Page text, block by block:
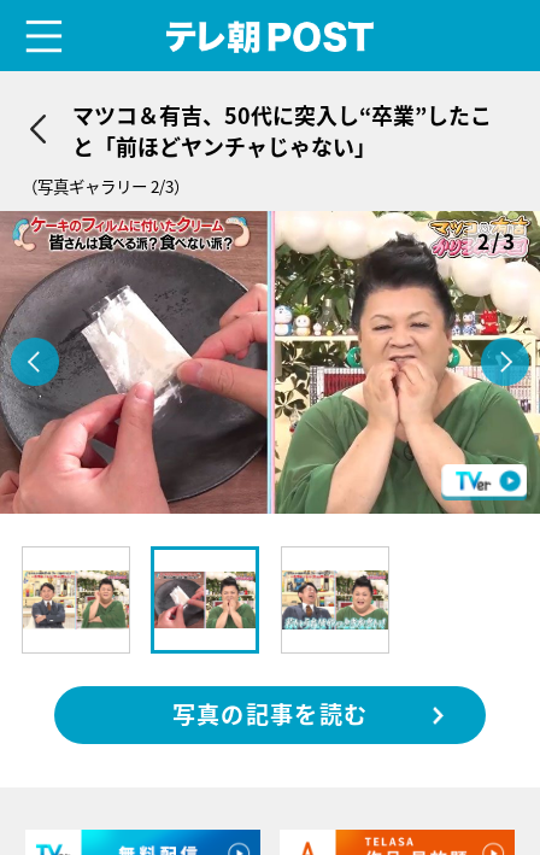
マツコ＆有吉、50代に突入し“卒業”したこ
と「前ほどヤンチャじゃない」
（写真ギャラリー 2/3）
2/3
写真の記事を読む